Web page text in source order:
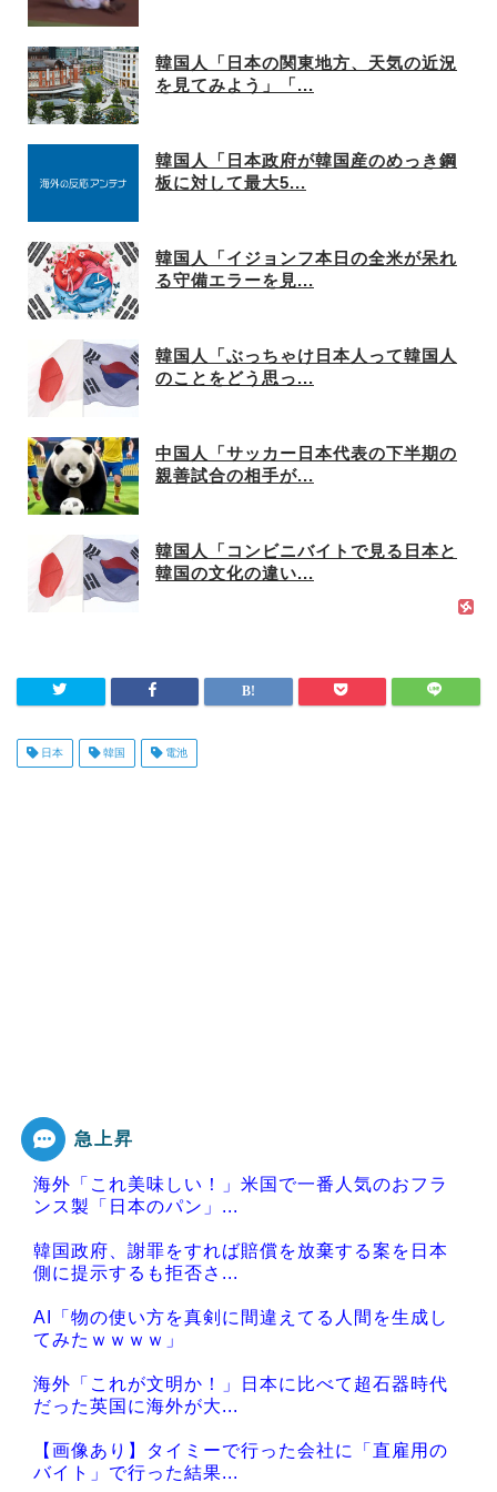
韓国人「日本の関東地方、天気の近況
を見てみよう」「...
韓国人「日本政府が韓国産のめっき鋼
板に対して最大5...
韓国人「イジョンフ本日の全米が呆れ
る守備エラーを見...
韓国人「ぶっちゃけ日本人って韓国人
のことをどう思っ...
中国人「サッカー日本代表の下半期の
親善試合の相手が...
韓国人「コンビニバイトで見る日本と
韓国の文化の違い...
日本 韓国 電池
急上昇
海外「これ美味しい！」米国で一番人気のおフラ
ンス製「日本のパン」...
韓国政府、謝罪をすれば賠償を放棄する案を日本
側に提示するも拒否さ...
AI「物の使い方を真剣に間違えてる人間を生成し
てみたｗｗｗｗ」
海外「これが文明か！」日本に比べて超石器時代
だった英国に海外が大...
【画像あり】タイミーで行った会社に「直雇用の
バイト」で行った結果...